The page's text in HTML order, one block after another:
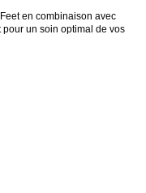
en combinaison avec
un soin optimal de vos